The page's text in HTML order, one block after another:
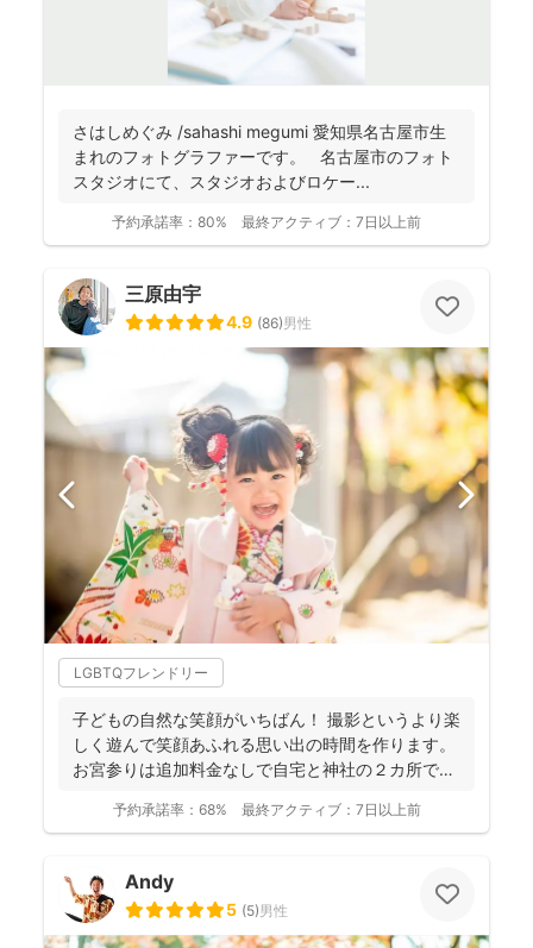
さはしめぐみ /sahashi megumi 愛知県名古屋市生
まれのフォトグラファーです。 名古屋市のフォト
スタジオにて、スタジオおよびロケー...
予約承諾率： 80% 最終アクティブ： 7日以上前
三原由宇
4.9 (86)男性
LGBTQフレンドリー
子どもの自然な笑顔がいちばん！ 撮影というより楽
しく遊んで笑顔あふれる思い出の時間を作ります。
お宮参りは追加料金なしで自宅と神社の２カ所で撮
予約承諾率： 68% 最終アクティブ： 7日以上前
Andy
5 (5)男性